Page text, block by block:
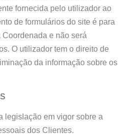
fornecida pelo utilizador ao
de formulários do site é para
e não será
O utilizador tem o direito de
da informação sobre os
legislação em vigor sobre a
dos Clientes.